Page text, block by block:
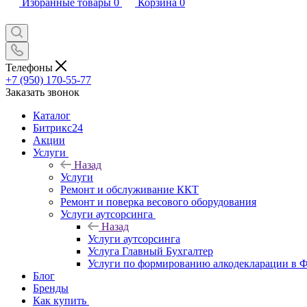
Избранные товары 0 Корзина 0
Телефоны
+7 (950) 170-55-77
Заказать звонок
Каталог
Битрикс24
Акции
Услуги
Назад
Услуги
Ремонт и обслуживание ККТ
Ремонт и поверка весового оборудования
Услуги аутсорсинга
Назад
Услуги аутсорсинга
Услуга Главный Бухгалтер
Услуги по формированию алкодекларации в
Блог
Бренды
Как купить